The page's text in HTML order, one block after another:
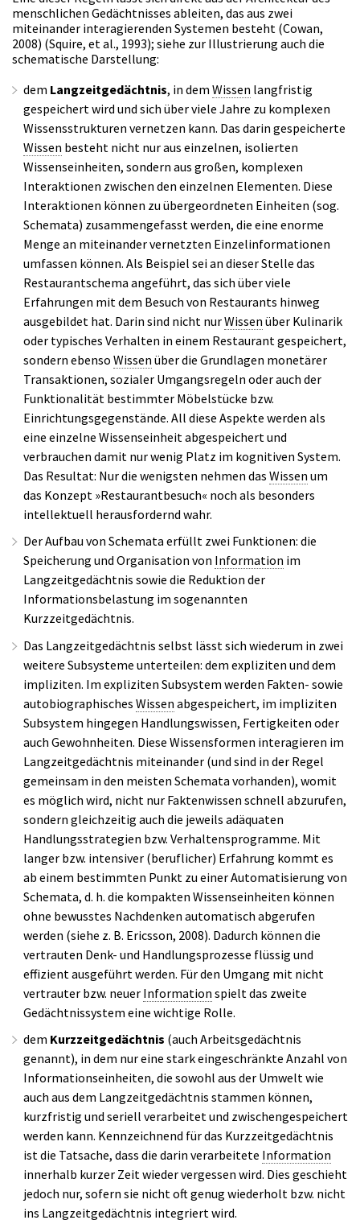
menschlichen Gedächtnisses ableiten, das aus zwei
miteinander interagierenden Systemen besteht (Cowan,
2008) (Squire, et al., 1993); siehe zur Illustrierung auch die
schematische Darstellung:
dem Langzeitgedächtnis, in dem Wissen langfristig
gespeichert wird und sich über viele Jahre zu komplexen
Wissensstrukturen vernetzen kann. Das darin gespeicherte
Wissen besteht nicht nur aus einzelnen, isolierten
Wissenseinheiten, sondern aus großen, komplexen
Interaktionen zwischen den einzelnen Elementen. Diese
Interaktionen können zu übergeordneten Einheiten (sog.
Schemata) zusammengefasst werden, die eine enorme
Menge an miteinander vernetzten Einzelinformationen
umfassen können. Als Beispiel sei an dieser Stelle das
Restaurantschema angeführt, das sich über viele
Erfahrungen mit dem Besuch von Restaurants hinweg
ausgebildet hat. Darin sind nicht nurWissen über Kulinarik
oder typisches Verhalten in einem Restaurant gespeichert,
sondern ebenso Wissen über die Grundlagen monetärer
Transaktionen, sozialer Umgangsregeln oder auch der
Funktionalität bestimmter Möbelstücke bzw.
Einrichtungsgegenstände. All diese Aspekte werden als
eine einzelne Wissenseinheit abgespeichert und
verbrauchen damit nur wenig Platz im kognitiven System.
Das Resultat: Nur die wenigsten nehmen das Wissen um
das Konzept »Restaurantbesuch« noch als besonders
intellektuell herausfordernd wahr.
Der Aufbau von Schemata erfüllt zwei Funktionen: die
Speicherung und Organisation von Information im
Langzeitgedächtnis sowie die Reduktion der
Informationsbelastung im sogenannten
Kurzzeitgedächtnis.
Das Langzeitgedächtnis selbst lässt sich wiederum in zwei
weitere Subsysteme unterteilen: dem expliziten und dem
impliziten. Im expliziten Subsystem werden Fakten- sowie
autobiographisches Wissen abgespeichert, im impliziten
Subsystem hingegen Handlungswissen, Fertigkeiten oder
auch Gewohnheiten. Diese Wissensformen interagieren im
Langzeitgedächtnis miteinander (und sind in der Regel
gemeinsam in den meisten Schemata vorhanden), womit
es möglich wird, nicht nur Faktenwissen schnell abzurufen,
sondern gleichzeitig auch die jeweils adäquaten
Handlungsstrategien bzw. Verhaltensprogramme. Mit
langer bzw. intensiver (beruflicher) Erfahrung kommt es
ab einem bestimmten Punkt zu einer Automatisierung von
Schemata, d. h. die kompakten Wissenseinheiten können
ohne bewusstes Nachdenken automatisch abgerufen
werden (siehe z. B. Ericsson, 2008). Dadurch können die
vertrauten Denk- und Handlungsprozesse flüssig und
effizient ausgeführt werden. Für den Umgang mit nicht
vertrauter bzw. neuer Information spielt das zweite
Gedächtnissystem eine wichtige Rolle.
dem Kurzzeitgedächtnis (auch Arbeitsgedächtnis
genannt), in dem nur eine stark eingeschränkte Anzahl von
Informationseinheiten, die sowohl aus der Umwelt wie
auch aus dem Langzeitgedächtnis stammen können,
kurzfristig und seriell verarbeitet und zwischengespeichert
werden kann. Kennzeichnend für das Kurzzeitgedächtnis
ist die Tatsache, dass die darin verarbeitete Information
innerhalb kurzer Zeit wieder vergessen wird. Dies geschieht
jedoch nur, sofern sie nicht oft genug wiederholt bzw. nicht
ins Langzeitgedächtnis integriert wird.